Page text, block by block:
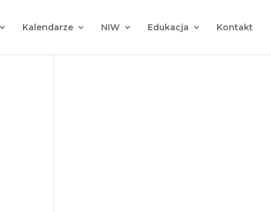
Kalendarze NIW Edukacja Kontakt